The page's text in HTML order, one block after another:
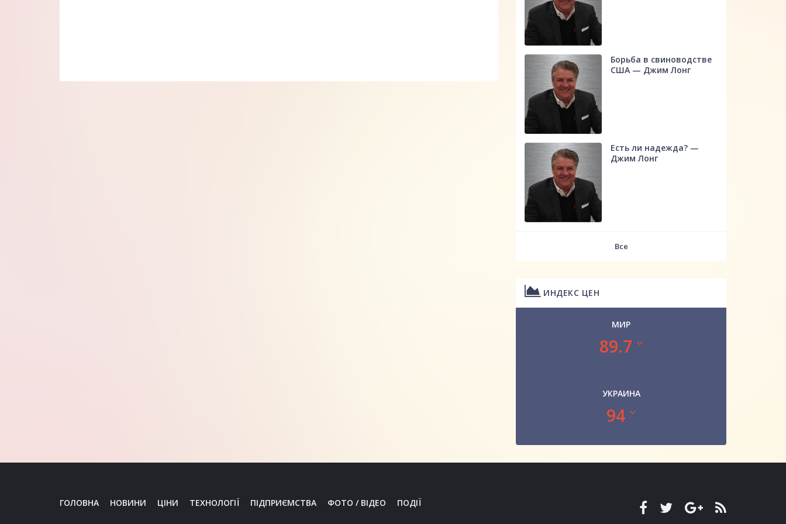
Борьба в свиноводстве
США — Джим Лонг
Есть ли надежда? —
Джим Лонг
Все
ИНДЕКС ЦЕН
МИР
89.7
УКРАИНА
94
ГОЛОВНА НОВИНИ ЦІНИ ТЕХНОЛОГІЇ ПІДПРИЄМСТВА ФОТО / ВІДЕО ПОДІЇ